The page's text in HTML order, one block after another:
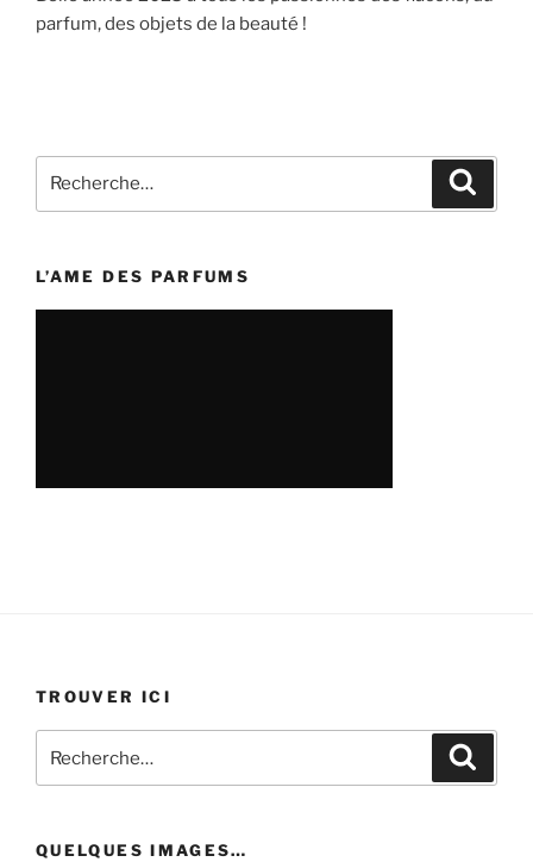
parfum, des objets de la beauté !
pour
L’AME DES PARFUMS
TROUVER ICI
pour
QUELQUES IMAGES…